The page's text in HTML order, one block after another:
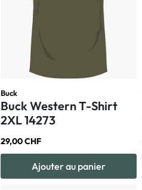
Buck
Buck Western T-Shirt
2XL 14273
29,00 CHF
Ajouter au panier